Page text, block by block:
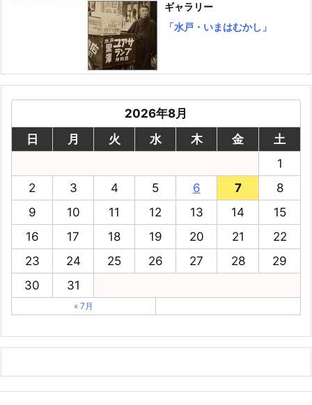
ギャラリー
「水戸・いまはむかし」
2026年8月
日
月 火 水 木 金
土
1
2
3 4 5 6 7
8
9
10 11 12 13 14
15
16
17 18 19 20 21
22
23
24 25 26 27 28
29
30
31
« 7月